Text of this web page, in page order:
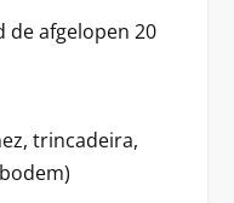
de afgelopen 20
trincadeira,